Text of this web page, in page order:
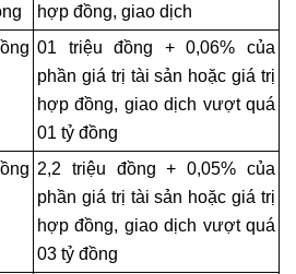
hợp đồng, giao dịch
01 triệu đồng + 0,06% của
phần giá trị tài sản hoặc giá trị
hợp đồng, giao dịch vượt quá
01 tỷ đồng
2,2 triệu đồng + 0,05% của
phần giá trị tài sản hoặc giá trị
hợp đồng, giao dịch vượt quá
03 tỷ đồng